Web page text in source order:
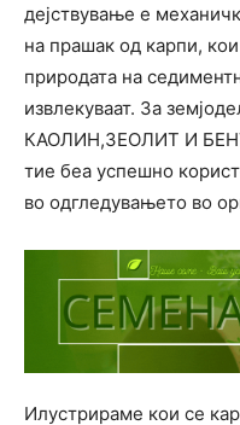
дејствување е
на прашак од карпи,
природата на
извлекуваат. За
КАОЛИН,ЗЕОЛИТ И
тие беа успешно
во одгледувањето во
Илустрираме кои се